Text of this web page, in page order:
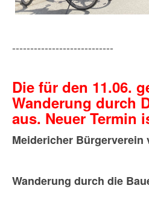
----------------------------
Die für den 11.06.
Wanderung durch
aus. Neuer Termin
Meidericher Bürgerverein
Wanderung durch die